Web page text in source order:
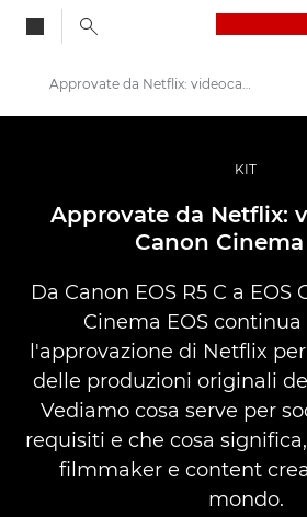
Fotografia e video professionali
Storie
Approvate da Netflix: videocamere Canon Cinema EOS
KIT
Approvate da Netflix:
Canon Cinema
Da Canon EOS R5 C a EOS
Cinema EOS
l'approvazione di Netflix
delle produzioni originali
Vediamo cosa serve per
requisiti e che cosa
filmmaker e content
mondo.